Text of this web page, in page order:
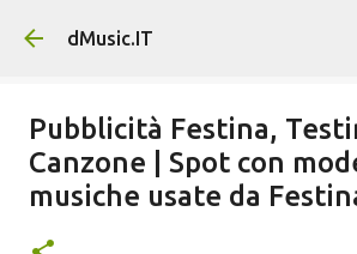
Passa ai contenuti
dMusic.IT
Pubblicità Festina,
Canzone | Spot con
musiche usate da